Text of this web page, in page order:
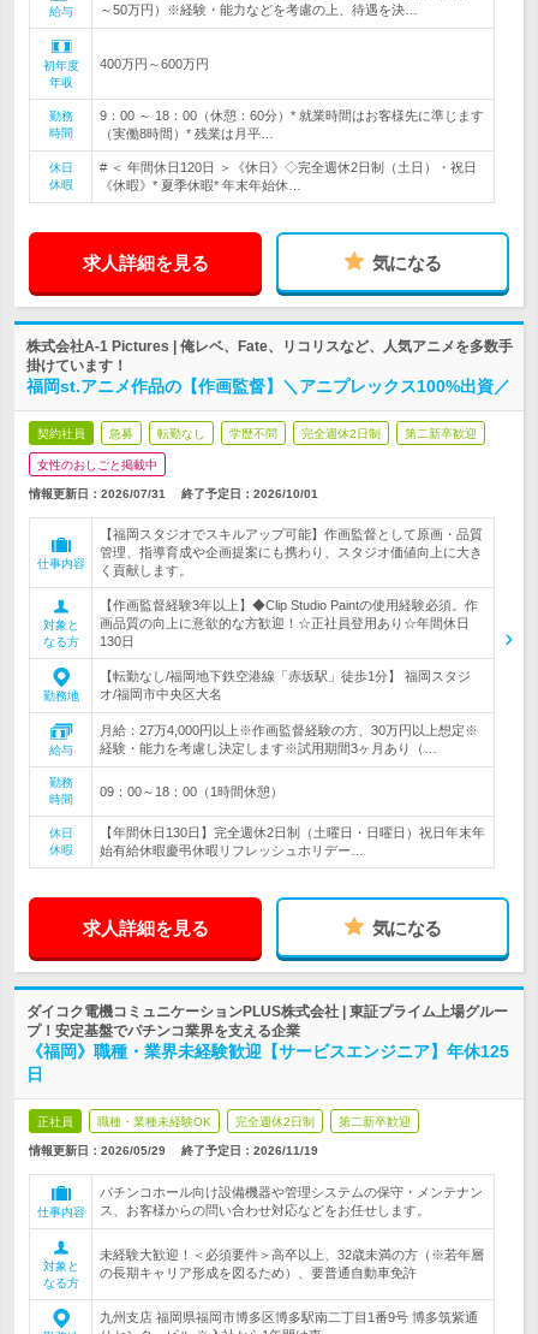
給与
～50万円）※経験・能力などを考慮の上、待遇を決…
初年度
年収
400万円～600万円
勤務
時間
9：00 ～ 18：00（休憩：60分）* 就業時間はお客様先に準じます
（実働8時間）* 残業は月平…
休日
休暇
# ＜ 年間休日120日 ＞《休日》◇完全週休2日制（土日）・祝日
《休暇》* 夏季休暇* 年末年始休…
求人詳細を見る 気になる
株式会社A-1 Pictures | 俺レベ、Fate、リコリスなど、人気アニメを多数手
掛けています！
福岡st.アニメ作品の【作画監督】＼アニプレックス100%出資／
契約社員 急募 転勤なし 学歴不問 完全週休2日制 第二新卒歓迎
女性のおしごと掲載中
情報更新日：2026/07/31 終了予定日： 2026/10/01
仕事内容
【福岡スタジオでスキルアップ可能】作画監督として原画・品質
管理、指導育成や企画提案にも携わり、スタジオ価値向上に大き
く貢献します。
対象と
なる方
【作画監督経験3年以上】◆Clip Studio Paintの使用経験必須。作
画品質の向上に意欲的な方歓迎！☆正社員登用あり☆年間休日
130日
勤務地
【転勤なし/福岡地下鉄空港線「赤坂駅」徒歩1分】 福岡スタジ
オ/福岡市中央区大名
給与
月給：27万4,000円以上※作画監督経験の方、30万円以上想定※
経験・能力を考慮し決定します※試用期間3ヶ月あり（…
勤務
時間
09：00～18：00（1時間休憩）
休日
休暇
【年間休日130日】完全週休2日制（土曜日・日曜日）祝日年末年
始有給休暇慶弔休暇リフレッシュホリデー…
求人詳細を見る 気になる
ダイコク電機コミュニケーションPLUS株式会社 | 東証プライム上場グルー
プ！安定基盤でパチンコ業界を支える企業
《福岡》職種・業界未経験歓迎【サービスエンジニア】年休125
日
正社員 職種・業種未経験OK 完全週休2日制 第二新卒歓迎
情報更新日：2026/05/29 終了予定日： 2026/11/19
仕事内容
パチンコホール向け設備機器や管理システムの保守・メンテナン
ス、お客様からの問い合わせ対応などをお任せします。
対象と
なる方
未経験大歓迎！＜必須要件＞高卒以上、32歳未満の方（※若年層
の長期キャリア形成を図るため）、要普通自動車免許
九州支店 福岡県福岡市博多区博多駅南二丁目1番9号 博多筑紫通